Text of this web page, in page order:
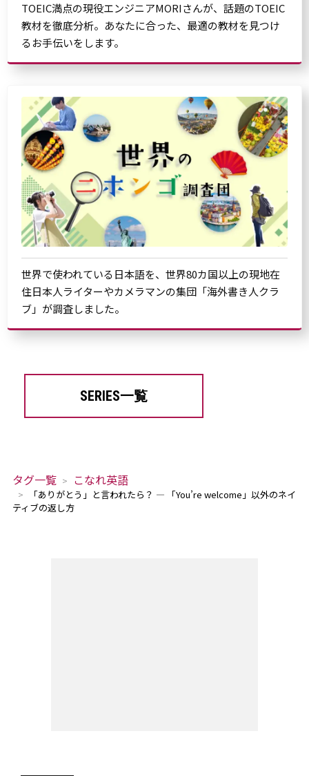
TOEIC満点の現役エンジニアMORIさんが、話題のTOEIC
教材を徹底分析。あなたに合った、最適の教材を見つけ
るお手伝いをします。
世界で使われている日本語を、世界80カ国以上の現地在
住日本人ライターやカメラマンの集団「海外書き人クラ
ブ」が調査しました。
SERIES一覧
タグ一覧 こなれ英語
「ありがとう」と言われたら？ ― 「You’re welcome」以外のネイ
ティブの返し方